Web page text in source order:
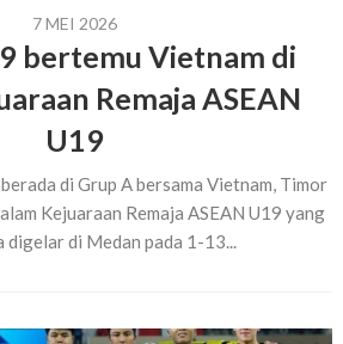
7 MEI 2026
bertemu Vietnam di
Remaja ASEAN
U19
di Grup A bersama Vietnam, Timor
Kejuaraan Remaja ASEAN U19 yang
digelar di Medan pada 1-13...